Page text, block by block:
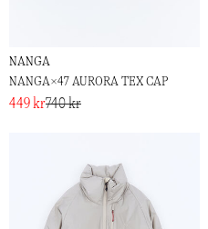
NANGA
NANGA×47 AURORA TEX CAP
449 kr740 kr